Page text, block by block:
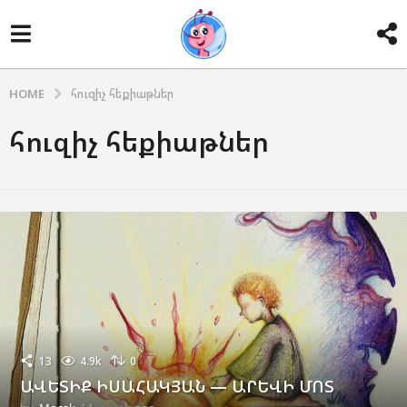
HOME հուզիչ հեքիաթներ
հուզիչ հեքիաթներ
13 4.9k 0
ԱՎԵՏԻՔ ԻՍԱՀԱԿՅԱՆ — ԱՐԵՎԻ ՄՈՏ